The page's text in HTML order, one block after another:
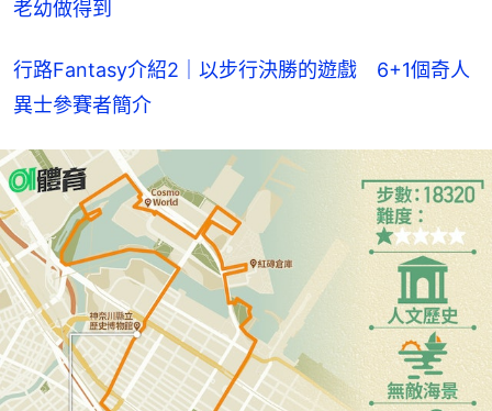
老幼做得到
行路Fantasy介紹2｜以步行決勝的遊戲　6+1個奇人
異士參賽者簡介